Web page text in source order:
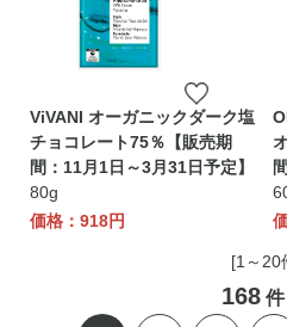
ViVANI オーガニックダーク塩
チョコレート75％【販売期
間：11月1日～3月31日予定】
80g
価格：918円
[1～20
168 件